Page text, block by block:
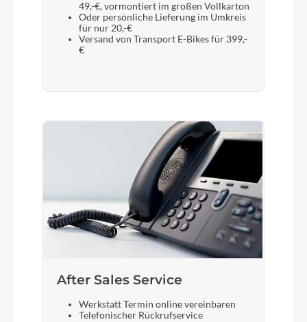
49,-€, vormontiert im großen Vollkarton
Oder persönliche Lieferung im Umkreis
für nur 20,-€
Versand von Transport E-Bikes für 399,-
€
After Sales Service
Werkstatt Termin online vereinbaren
Telefonischer Rückrufservice